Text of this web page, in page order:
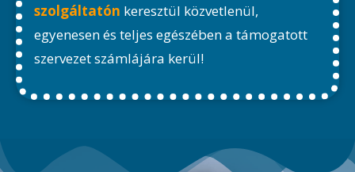
szolgáltatón keresztül közvetlenül,
egyenesen és teljes egészében a támogatott
szervezet számlájára kerül!